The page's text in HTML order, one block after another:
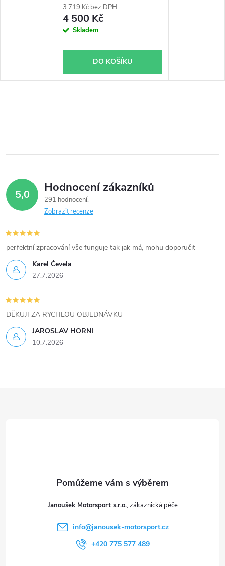
3 719 Kč bez DPH
4 500 Kč
Skladem
DO KOŠÍKU
5,0 Hodnocení zákazníků
291 hodnocení
Zobrazit recenze
Karel Čevela
27.7.2026
perfektní zpracování vše funguje tak jak má, mohu doporučit
JAROSLAV HORNI
10.7.2026
DĚKUJI ZA RYCHLOU OBJEDNÁVKU
Janoušek Motorsport s.r.o.
info@janousek-motorsport.cz
+420 775 577 489